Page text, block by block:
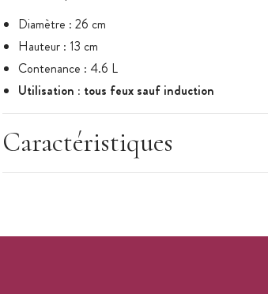
Diamètre : 26 cm
Hauteur : 13 cm
Contenance : 4.6 L
Utilisation : tous feux sauf induction
Également disponible :
-Bassine à confiture en cuivre à Blanc de 30 cm
Caractéristiques